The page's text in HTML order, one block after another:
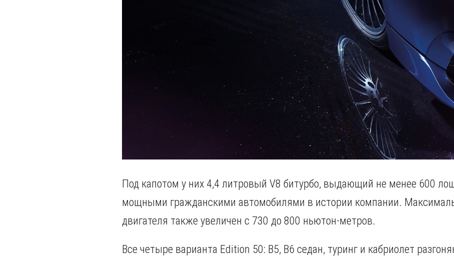
Под капотом у них 4,4 литровый V8 битурбо, выдающий не менее 600
мощными гражданскими автомобилями в истории компании.
двигателя также увеличен с 730 до 800 ньютон-метров.
Все четыре варианта Edition 50: B5, B6 седан, туринг и кабриолет